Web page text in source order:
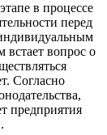
в процессе
перед
встает вопрос о
Согласно
предприятия